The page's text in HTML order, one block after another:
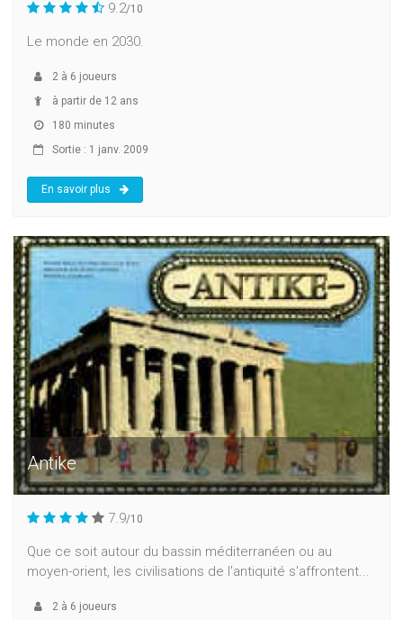
9.2/10
Le monde en 2030.
2 à 6 joueurs
à partir de 12 ans
180 minutes
Sortie : 1 janv. 2009
En savoir plus
Antike
7.9/10
Que ce soit autour du bassin méditerranéen ou au
moyen-orient, les civilisations de l'antiquité s'affrontent...
2 à 6 joueurs